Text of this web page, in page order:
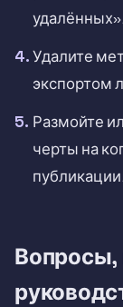
удалённых».
Удалите
экспортом
Размойте
черты на
публикации.
Вопросы,